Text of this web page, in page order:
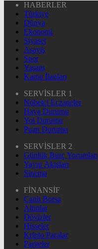
HABERLER
Türkiye
Dünya
Ekonomi
Siyaset
Asayiş
Spor
Yaşam
Kamu İlanları
SERVİSLER 1
Nöbetçi Eczaneler
Hava Durumu
Yol Durumu
Puan Durumu
SERVİSLER 2
Günlük Burç Yorumları
Yayın Akışları
Sinema
FİNANSİF
Canlı Borsa
Altınlar
Dövizler
Hisseler
Kripto Paralar
Pariteler